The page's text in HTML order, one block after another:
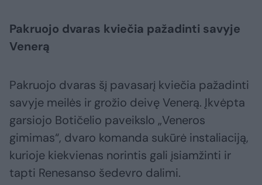
Pakruojo dvaras kviečia pažadinti savyje
Venerą
Pakruojo dvaras šį pavasarį kviečia pažadinti
savyje meilės ir grožio deivę Venerą. Įkvėpta
garsiojo Botičelio paveikslo „Veneros
gimimas“, dvaro komanda sukūrė instaliaciją,
kurioje kiekvienas norintis gali įsiamžinti ir
tapti Renesanso šedevro dalimi.